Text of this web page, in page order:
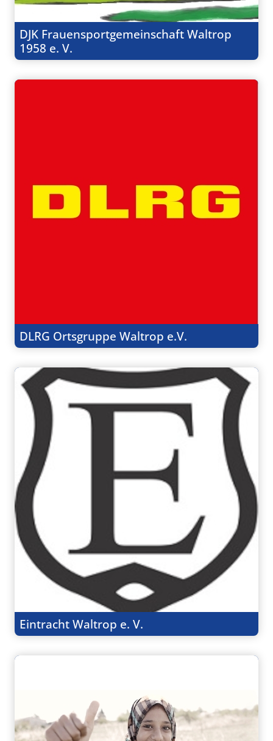
DJK Frauensportgemeinschaft Waltrop
1958 e. V.
DLRG Ortsgruppe Waltrop e.V.
Eintracht Waltrop e. V.